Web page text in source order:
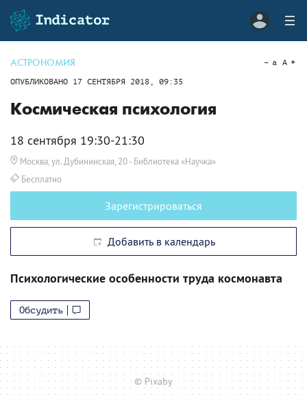
АСТРОНОМИЯ
ОПУБЛИКОВАНО 17 СЕНТЯБРЯ 2018, 09:35
a A
Космическая психология
18 сентября 19:30-21:30
Москва, ул. Дубининская, 20- Библиотека «Научка»
Бесплатно
Зарегистрироваться
Добавить в календарь
Психологические особенности труда космонавта
Обсудить
© Pixaby